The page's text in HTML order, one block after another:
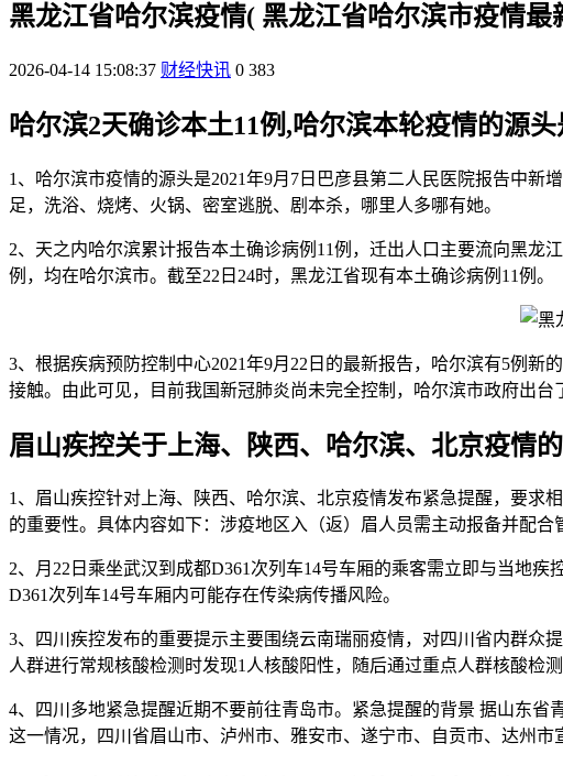
黑龙江省哈尔滨疫情( 黑龙江省哈尔滨市疫情最
2026-04-14 15:08:37 财经快讯 0 383
哈尔滨2天确诊本土11例,哈尔滨本轮疫情的源头
1、哈尔滨市疫情的源头是2021年9月7日巴彦县第二人民医院报告中
足，洗浴、烧烤、火锅、密室逃脱、剧本杀，哪里人多哪有她。
2、天之内哈尔滨累计报告本土确诊病例11例，迁出人口主要流向黑龙
例，均在哈尔滨市。截至22日24时，黑龙江省现有本土确诊病例11例。
3、根据疾病预防控制中心2021年9月22日的最新报告，哈尔滨有5例
接触。由此可见，目前我国新冠肺炎尚未完全控制，哈尔滨市政府出台
眉山疾控关于上海、陕西、哈尔滨、北京疫情
1、眉山疾控针对上海、陕西、哈尔滨、北京疫情发布紧急提醒，要求
的重要性。具体内容如下：涉疫地区入（返）眉人员需主动报备并配合
2、月22日乘坐武汉到成都D361次列车14号车厢的乘客需立即与当地
D361次列车14号车厢内可能存在传染病传播风险。
3、四川疾控发布的重要提示主要围绕云南瑞丽疫情，对四川省内群众
人群进行常规核酸检测时发现1人核酸阳性，随后通过重点人群核酸检
4、四川多地紧急提醒近期不要前往青岛市。紧急提醒的背景 据山东
这一情况，四川省眉山市、泸州市、雅安市、遂宁市、自贡市、达州市